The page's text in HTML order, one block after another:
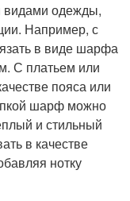
видами одежды,
Например, с
в виде шарфа
С платьем или
пояса или
шарф можно
и стильный
в качестве
нотку